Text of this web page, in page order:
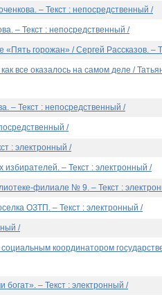
– Текст : непосредственный /
– Текст : непосредственный /
горожан» / Сергей Рассказов. –
все оказалось на самом деле /
– Текст : непосредственный /
/
: электронный /
– Текст : электронный /
филиале № 9. – Текст :
ОЗТП. – Текст : электронный /
/
координатором
богат». – Текст : электронный /